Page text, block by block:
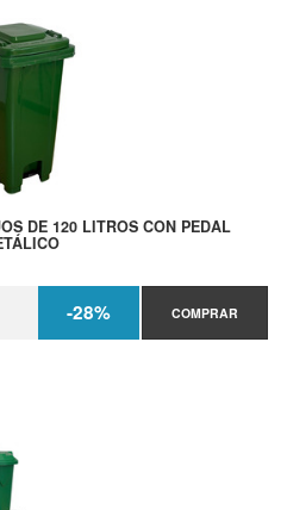
DE 120 LITROS CON PEDAL
-28% COMPRAR